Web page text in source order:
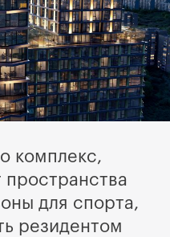
комплекс,
для спорта,
резидентом